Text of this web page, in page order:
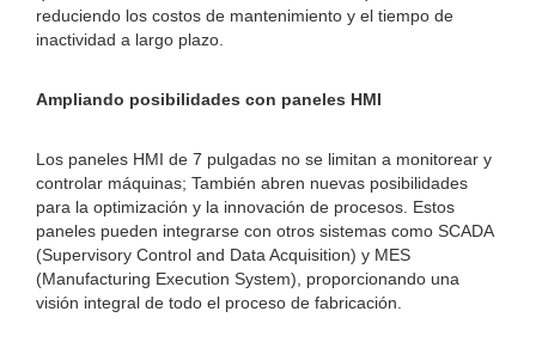
reduciendo los costos de mantenimiento y el tiempo de
inactividad a largo plazo.
Ampliando posibilidades con paneles HMI
Los paneles HMI de 7 pulgadas no se limitan a monitorear y
controlar máquinas; También abren nuevas posibilidades
para la optimización y la innovación de procesos. Estos
paneles pueden integrarse con otros sistemas como SCADA
(Supervisory Control and Data Acquisition) y MES
(Manufacturing Execution System), proporcionando una
visión integral de todo el proceso de fabricación.